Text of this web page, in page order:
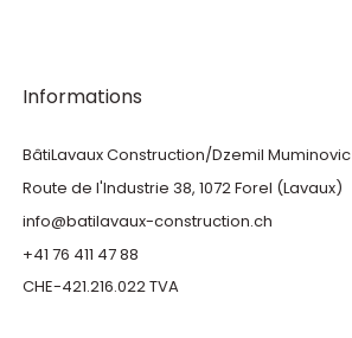
Informations
BâtiLavaux Construction/Dzemil Muminovic
Route de l'Industrie 38, 1072 Forel (Lavaux)
info@batilavaux-construction.ch
+41 76 411 47 88
CHE-421.216.022 TVA